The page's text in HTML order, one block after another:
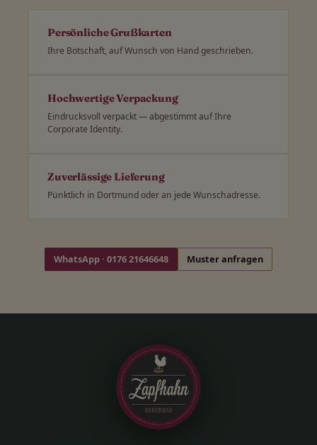
Persönliche Grußkarten
Ihre Botschaft, auf Wunsch von Hand geschrieben.
Hochwertige Verpackung
Eindrucksvoll verpackt — abgestimmt auf Ihre
Corporate Identity.
Zuverlässige Lieferung
Pünktlich in Dortmund oder an jede Wunschadresse.
WhatsApp · 0176 21646648 Muster anfragen